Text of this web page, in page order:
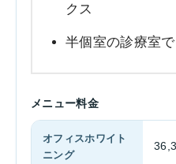
クス
半個室の診療室
メニュー料金
オフィスホワイト
ニング